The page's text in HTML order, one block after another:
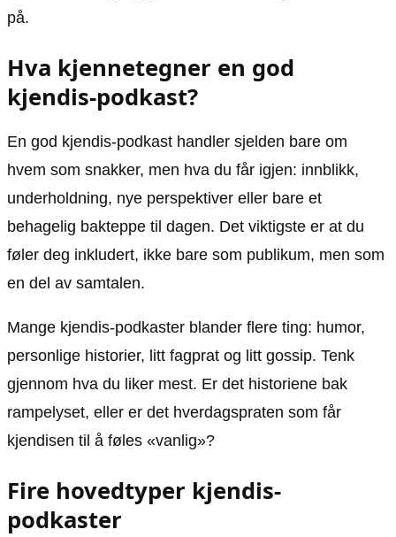
på.
Hva kjennetegner en god
kjendis-podkast?
En god kjendis-podkast handler sjelden bare om
hvem som snakker, men hva du får igjen: innblikk,
underholdning, nye perspektiver eller bare et
behagelig bakteppe til dagen. Det viktigste er at du
føler deg inkludert, ikke bare som publikum, men som
en del av samtalen.
Mange kjendis-podkaster blander flere ting: humor,
personlige historier, litt fagprat og litt gossip. Tenk
gjennom hva du liker mest. Er det historiene bak
rampelyset, eller er det hverdagspraten som får
kjendisen til å føles «vanlig»?
Fire hovedtyper kjendis-
podkaster